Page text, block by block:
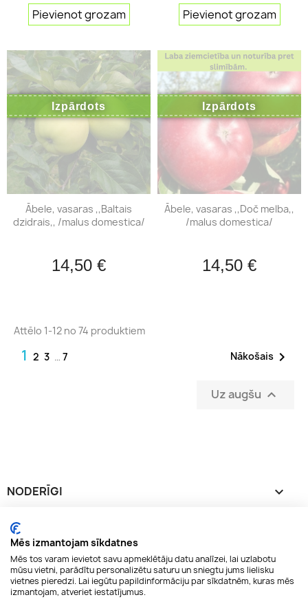
Pievienot grozam Pievienot grozam
Izpārdots
Ābele, vasaras ,,Baltais
dzidrais,, /malus domestica/
14,50 €
Izpārdots
Ābele, vasaras ,,Doč melba,,
/malus domestica/
14,50 €
Attēlo 1-12 no 74 produktiem
1 2 3 … 7 Nākošais 
Uz augšu 
NODERĪGI 
INFORMĀCIJA
JŪSU KONTS 
Mēs izmantojam sīkdatnes
Mēs tos varam ievietot savu apmeklētāju datu analīzei, lai uzlabotu
mūsu vietni, parādītu personalizētu saturu un sniegtu jums lielisku
vietnes pieredzi. Lai iegūtu papildinformāciju par sīkdatnēm, kuras mēs
izmantojam, atveriet iestatījumus.